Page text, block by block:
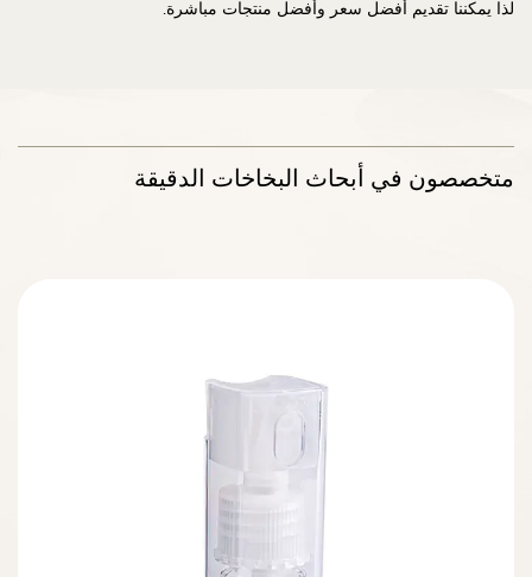
لذا يمكننا تقديم أفضل سعر وأفضل منتجات مباشرة.
متخصصون في أبحاث البخاخات الدقيقة